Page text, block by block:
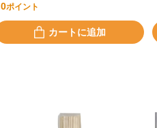
0ポイント
カートに追加